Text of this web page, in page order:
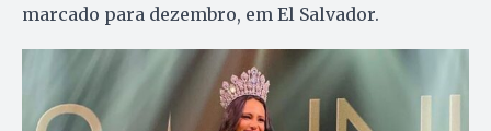
marcado para dezembro, em El Salvador.